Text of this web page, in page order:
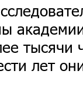
тысячи
лет